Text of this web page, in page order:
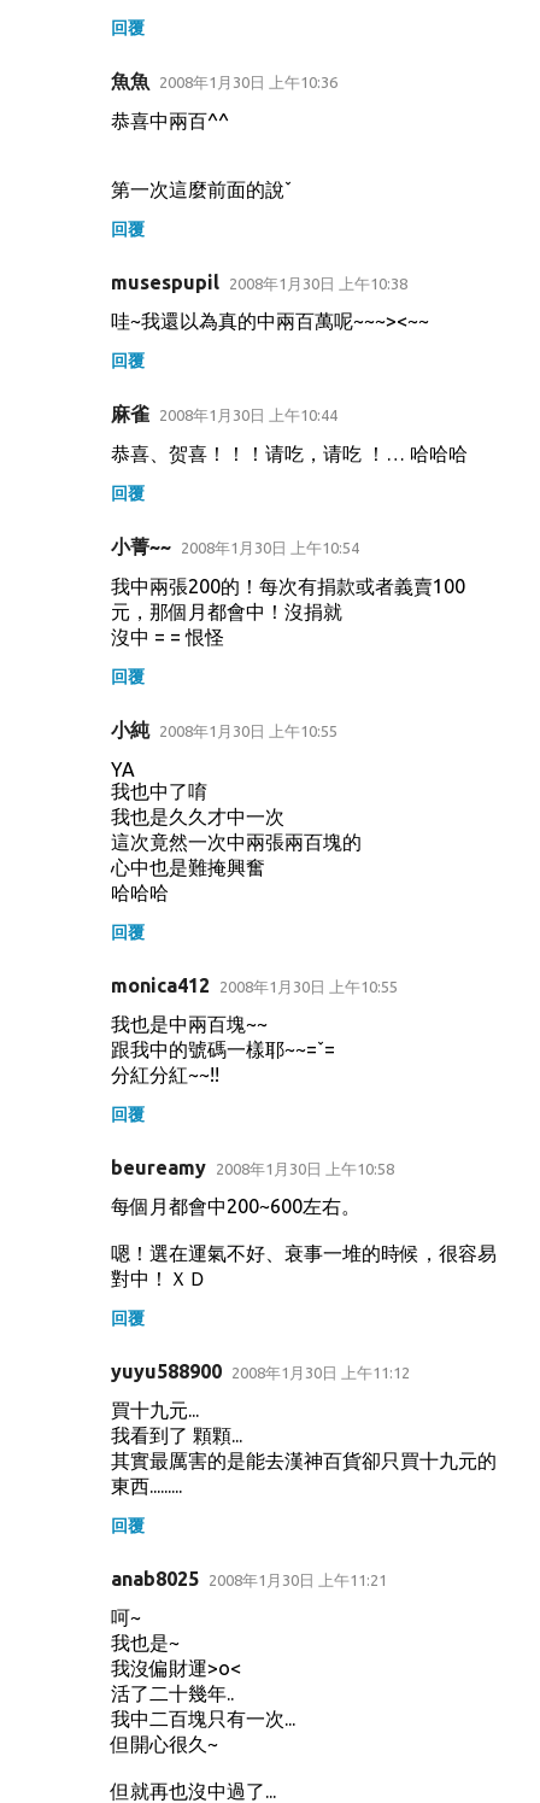
回覆
魚魚 2008年1月30日 上午10:36
恭喜中兩百^^
第一次這麼前面的說ˇ
回覆
musespupil 2008年1月30日 上午10:38
哇~我還以為真的中兩百萬呢~~~><~~
回覆
麻雀 2008年1月30日 上午10:44
恭喜、贺喜！！！请吃，请吃 ！… 哈哈哈
回覆
小菁~~ 2008年1月30日 上午10:54
我中兩張200的！每次有捐款或者義賣100
元，那個月都會中！沒捐就
沒中 = = 恨怪
回覆
小純 2008年1月30日 上午10:55
YA
我也中了唷
我也是久久才中一次
這次竟然一次中兩張兩百塊的
心中也是難掩興奮
哈哈哈
回覆
monica412 2008年1月30日 上午10:55
我也是中兩百塊~~
跟我中的號碼一樣耶~~=ˇ=
分紅分紅~~!!
回覆
beureamy 2008年1月30日 上午10:58
每個月都會中200~600左右。
嗯！選在運氣不好、衰事一堆的時候，很容易
對中！ＸＤ
回覆
yuyu588900 2008年1月30日 上午11:12
買十九元...
我看到了 顆顆...
其實最厲害的是能去漢神百貨卻只買十九元的
東西.........
回覆
anab8025 2008年1月30日 上午11:21
呵~
我也是~
我沒偏財運>o<
活了二十幾年..
我中二百塊只有一次...
但開心很久~
但就再也沒中過了...